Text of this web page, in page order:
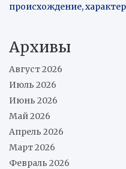
происхождение,
Архивы
Август 2026
Июль 2026
Июнь 2026
Май 2026
Апрель 2026
Март 2026
Февраль 2026